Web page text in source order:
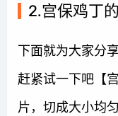
2.宫保鸡丁
下面就为大家分
赶紧试一下吧【
片，切成大小均